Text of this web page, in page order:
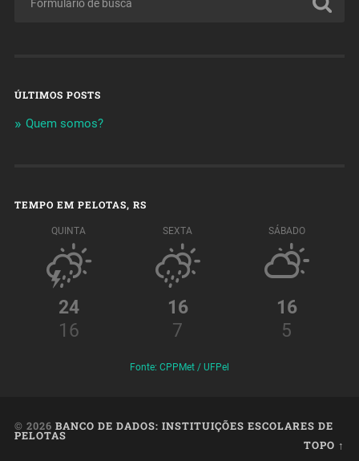
ÚLTIMOS POSTS
Quem somos?
TEMPO EM PELOTAS, RS
QUINTA
24
16
SEXTA
16
7
SÁBADO
16
5
Fonte: CPPMet / UFPel
© 2026 BANCO DE DADOS: INSTITUIÇÕES ESCOLARES DE
PELOTAS
TOPO ↑